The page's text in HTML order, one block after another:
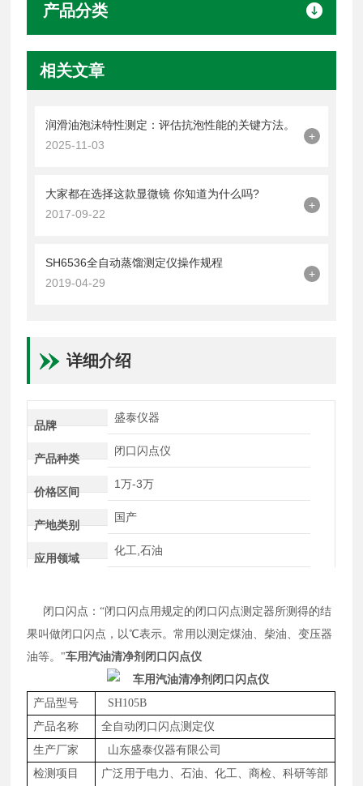
产品分类
相关文章
润滑油泡沫特性测定：评估抗泡性能的关键方法。
2025-11-03
+
大家都在选择这款显微镜 你知道为什么吗?
2017-09-22
+
SH6536全自动蒸馏测定仪操作规程
2019-04-29
+
详细介绍
品牌
盛泰仪器
产品种类
闭口闪点仪
价格区间
1万-3万
产地类别
国产
应用领域
化工,石油
闭口闪点 ：“闭口闪点用规定的闭口闪点测定器所测得的结
果叫做闭口闪点，以℃表示。常用以测定煤油、柴油、变压器
油等。"车用汽油清净剂闭口闪点仪
产品型号
SH105B
产品名称
全自动闭口闪点测定仪
生产厂家
山东盛泰仪器有限公司
检测项目
广泛用于电力、石油、化工、商检、科研等部